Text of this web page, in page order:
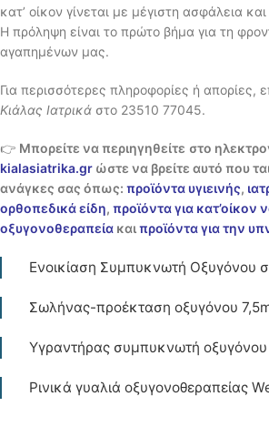
κατ’ οίκον γίνεται με μέγιστη ασφάλεια
Η πρόληψη είναι το πρώτο βήμα για τη
αγαπημένων μας.
Για περισσότερες πληροφορίες ή απορίες,
Κιάλας Ιατρικά στο 23510 77045.
👉 Μπορείτε να περιηγηθείτε στο
kialasiatrika.gr ώστε να βρείτε αυτό που
ανάγκες σας όπως: προϊόντα υγιεινής,
ορθοπεδικά είδη, προϊόντα για κατ’οίκον
οξυγονοθεραπεία καιπροϊόντα για την
Ενοικίαση Συμπυκνωτή Οξυγόνου
Σωλήνας-προέκταση οξυγόνου
Υγραντήρας συμπυκνωτή
Ρινικά γυαλιά οξυγονοθεραπείας